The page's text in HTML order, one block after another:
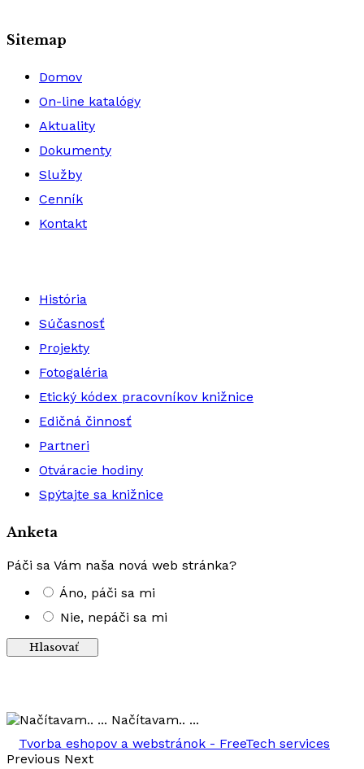
Sitemap
Domov
On-line katalógy
Aktuality
Dokumenty
Služby
Cenník
Kontakt
História
Súčasnosť
Projekty
Fotogaléria
Etický kódex pracovníkov knižnice
Edičná činnosť
Partneri
Otváracie hodiny
Spýtajte sa knižnice
Anketa
Páči sa Vám naša nová web stránka?
Áno, páči sa mi
Nie, nepáči sa mi
Načítavam.. ...
Tvorba eshopov a webstránok - FreeTech services
Previous Next